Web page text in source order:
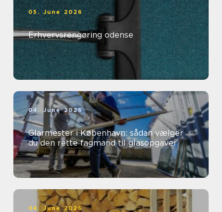
05. June 2026
Erhvervsrengøring odense
04. June 2026
Glarmester i København: sådan vælger
du den rette fagmand til glasopgaver
04. June 2026